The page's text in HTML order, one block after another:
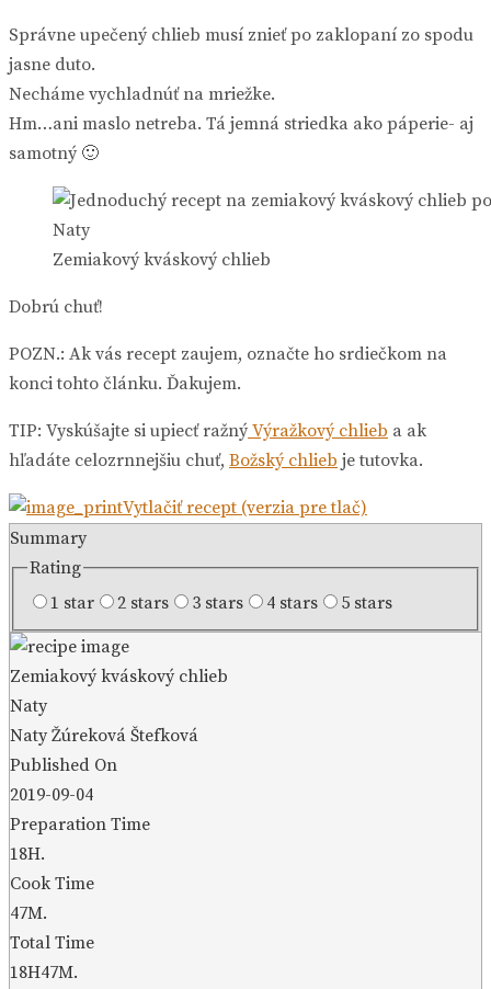
Správne upečený chlieb musí znieť po zaklopaní zo spodu
jasne duto.
Necháme vychladnúť na mriežke.
Hm…ani maslo netreba. Tá jemná striedka ako páperie- aj
samotný 🙂
Zemiakový kváskový chlieb
Dobrú chuť!
POZN.: Ak vás recept zaujem, označte ho srdiečkom na
konci tohto článku. Ďakujem.
TIP: Vyskúšajte si upiecť ražný Výražkový chlieb a ak
hľadáte celozrnnejšiu chuť, Božský chlieb je tutovka.
Vytlačiť recept (verzia pre tlač)
Summary
Rating
1 star
2 stars 3 stars 4 stars 5 stars
Zemiakový kváskový chlieb
Naty
Naty Žúreková Štefková
Published On
2019-09-04
Preparation Time
18H.
Cook Time
47M.
Total Time
18H47M.